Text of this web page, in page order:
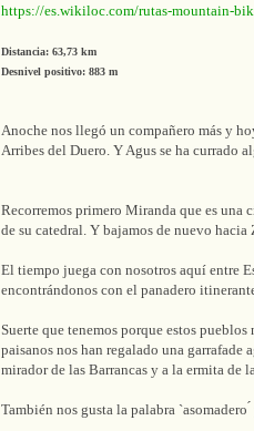
https://es.wikiloc.com/rutas-mountain-
Distancia: 63,73 km
Desnivel positivo: 883 m
Anoche nos llegó un compañero más y
Arribes del Duero. Y Agus se ha currado
Recorremos primero Miranda que es una
de su catedral. Y bajamos de nuevo hacia
El tiempo juega con nosotros aquí entre
encontrándonos con el panadero
Suerte que tenemos porque estos
paisanos nos han regalado una garrafade
mirador de las Barrancas y a la ermita de
También nos gusta la palabra